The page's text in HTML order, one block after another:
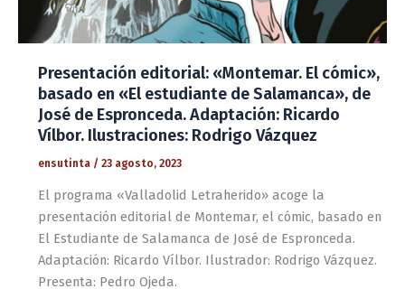
Presentación editorial: «Montemar. El cómic»,
basado en «El estudiante de Salamanca», de
José de Espronceda. Adaptación: Ricardo
Vílbor. Ilustraciones: Rodrigo Vázquez
ensutinta / 23 agosto, 2023
El programa «Valladolid Letraherido» acoge la
presentación editorial de Montemar, el cómic, basado en
El Estudiante de Salamanca de José de Espronceda.
Adaptación: Ricardo Vílbor. Ilustrador: Rodrigo Vázquez.
Presenta: Pedro Ojeda.